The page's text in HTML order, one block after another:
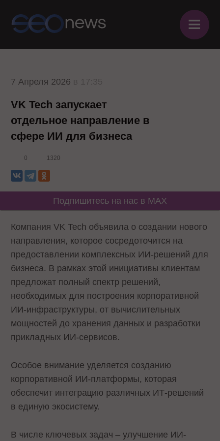
≡
7 Апреля 2026
VK Tech запускает
отдельное направление в
сфере ИИ для бизнеса
0 1320
Подпишитесь на нас в MAX
Компания VK Tech объявила о создании нового
направления, которое сосредоточится на
предоставлении комплексных ИИ-решений для
бизнеса. В рамках этой инициативы клиентам
предложат полный спектр решений,
необходимых для построения корпоративной
ИИ-инфраструктуры, от вычислительных
мощностей до хранения данных и разработки
прикладных ИИ-сервисов.
Особое внимание уделяется созданию
корпоративной ИИ-платформы, которая
обеспечит интеграцию различных ИТ-решений
в единую экосистему.
В числе ключевых задач – улучшение ИИ-